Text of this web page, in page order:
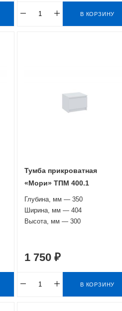
В КОРЗИНУ
Тумба прикроватная
«Мори» ТПМ 400.1
Глубина, мм — 350
Ширина, мм — 404
Высота, мм — 300
1 750 ₽
В КОРЗИНУ